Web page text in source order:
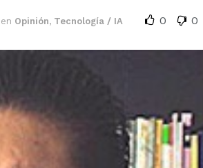
en Opinión, Tecnología / IA 0 0